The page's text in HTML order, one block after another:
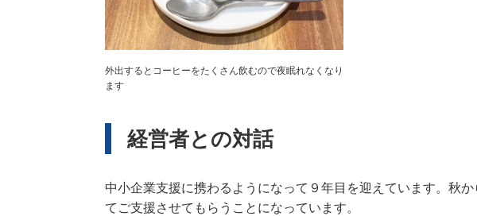
外出するとコーヒーをたくさん飲むので夜眠れなくなり
ます
経営者との対話
中小企業支援に携わるようになって９年目を迎えています。秋
てご支援させてもらうことになっています。